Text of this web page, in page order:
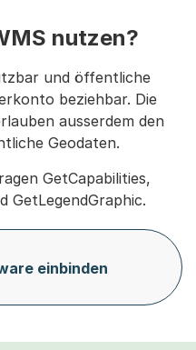
nutzen?
und öffentliche
beziehbar. Die
ausserdem den
Geodaten.
GetCapabilities,
GetLegendGraphic.
einbinden